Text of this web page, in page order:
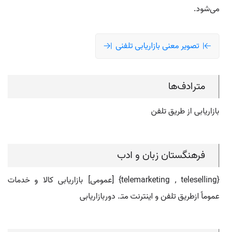
می‌شود.
تصویر معنی بازاریابی تلفنی
مترادف‌ها
بازاریابی از طریق تلفن
فرهنگستان زبان و ادب
{telemarketing , teleselling} [عمومی] بازاریابی کالا و خدمات
عموماً ازطریق تلفن و اینترنت متـ. دوربازاریابی